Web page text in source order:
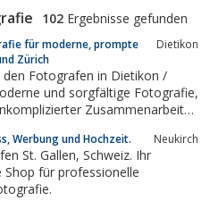
102 Ergebnisse gefunden
für moderne, prompte
Zürich
Dietikon
Zusammenarbeit
Werbung und Hochzeit. Neukirch
Schweiz. Ihr